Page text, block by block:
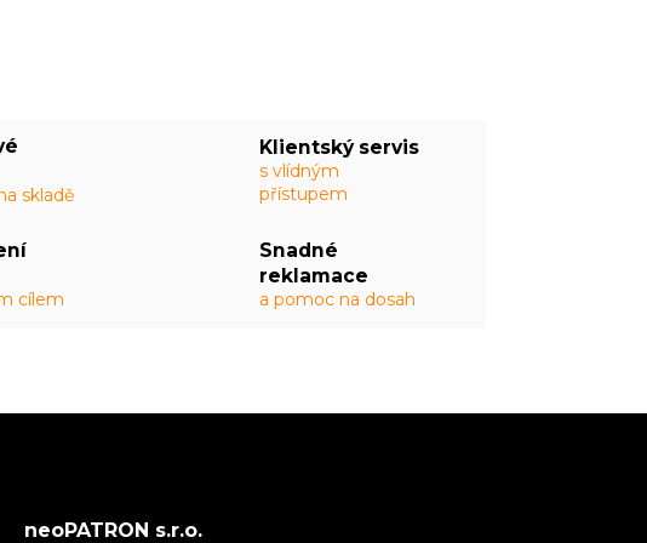
skladě
Klientský servis
s vlídným
přístupem
cílem
Snadné
reklamace
a pomoc na dosah
neoPATRON s.r.o.